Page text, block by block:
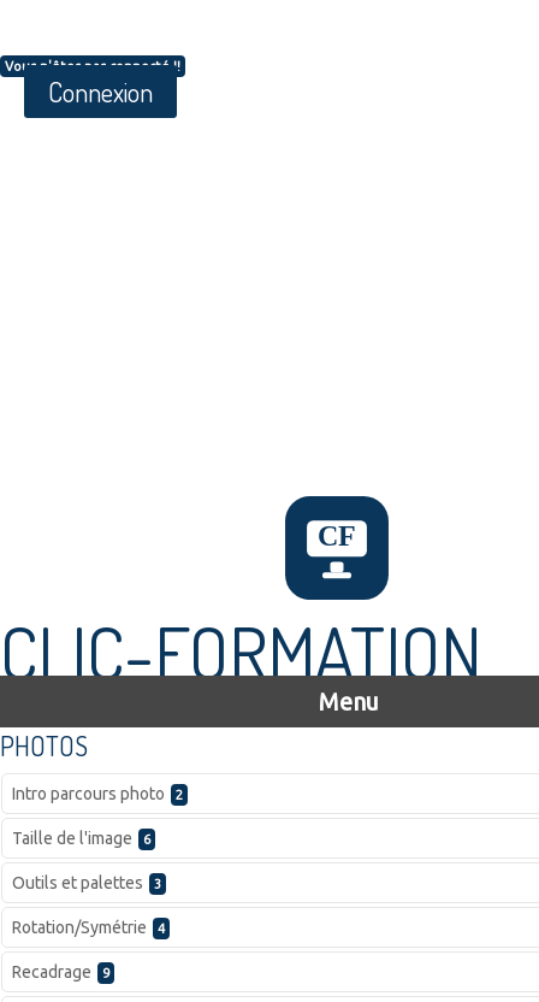
Vous n'êtes pas connecté !!
Connexion
CLIC-FORMATION
Menu
PHOTOS
Intro parcours photo 2
Taille de l'image 6
Outils et palettes 3
Rotation/Symétrie 4
Recadrage 9